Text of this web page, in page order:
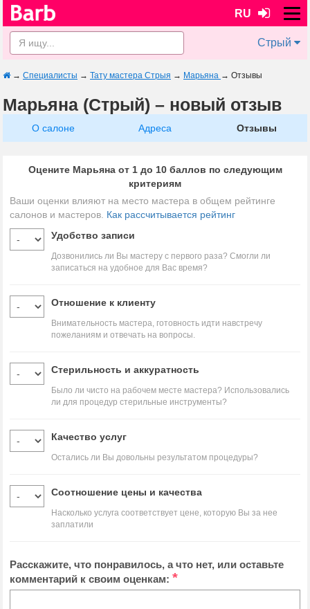
RU
Стрый
→ Специалисты → Тату мастера Стрыя → Марьяна → Отзывы
Марьяна (Стрый) – новый отзыв
О салоне Адреса Отзывы
Оцените Марьяна от 1 до 10 баллов по следующим
критериям
Ваши оценки влияют на место мастера в общем рейтинге
салонов и мастеров. Как рассчитывается рейтинг
Удобство записи
Дозвонились ли Вы мастеру с первого раза? Смогли ли
записаться на удобное для Вас время?
Отношение к клиенту
Внимательность мастера, готовность идти навстречу
пожеланиям и отвечать на вопросы.
Стерильность и аккуратность
Было ли чисто на рабочем месте мастера? Использовались
ли для процедур стерильные инструменты?
Качество услуг
Остались ли Вы довольны результатом процедуры?
Соотношение цены и качества
Насколько услуга соответствует цене, которую Вы за нее
заплатили
Расскажите, что понравилось, а что нет, или оставьте
комментарий к своим оценкам: *